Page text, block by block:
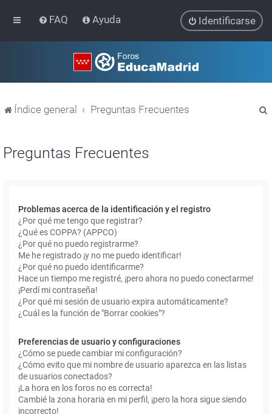
FAQ Ayuda Identificarse
Índice general Preguntas Frecuentes
Preguntas Frecuentes
Problemas acerca de la identificación y el registro
¿Por qué me tengo que registrar?
¿Qué es COPPA? (APPCO)
¿Por qué no puedo registrarme?
Me he registrado ¡y no me puedo identificar!
¿Por qué no puedo identificarme?
Hace un tiempo me registré, ¡pero ahora no puedo conectarme!
¡Perdí mi contraseña!
¿Por qué mi sesión de usuario expira automáticamente?
¿Cuál es la función de "Borrar cookies"?
Preferencias de usuario y configuraciones
¿Cómo se puede cambiar mi configuración?
¿Cómo evito que mi nombre de usuario aparezca en las listas
de usuarios conectados?
¡La hora en los foros no es correcta!
Cambié la zona horaria en mi perfil, ¡pero la hora sigue siendo
incorrecto!